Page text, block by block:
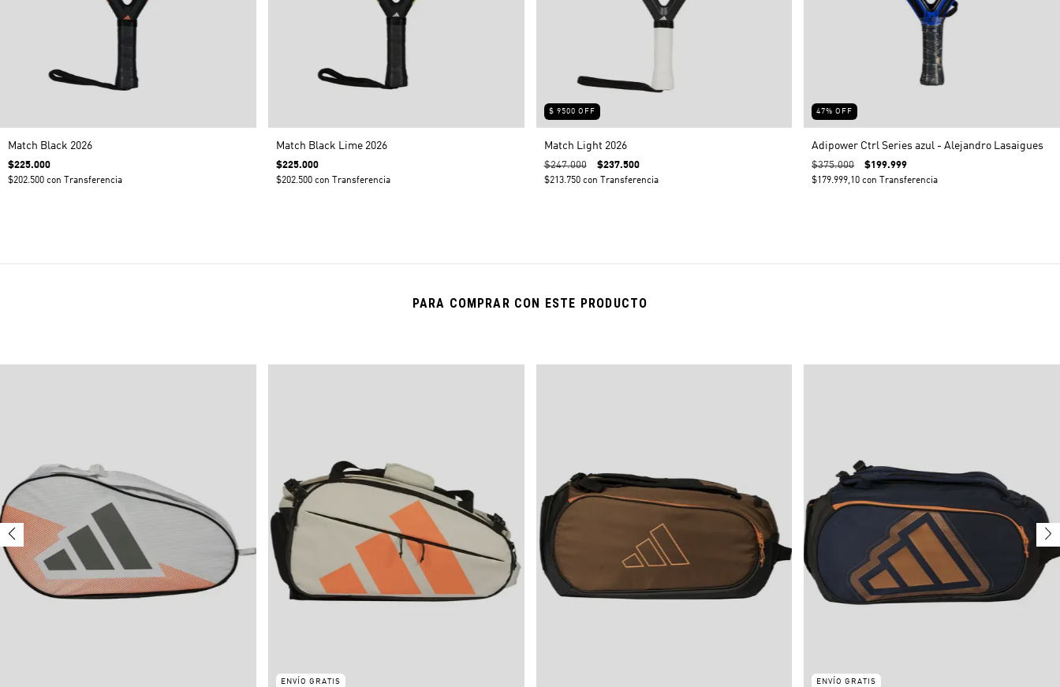
Match Black 2026
$225.000
$202.500 con Transferencia
Match Black Lime 2026
$225.000
$202.500 con Transferencia
$ 9500 OFF
Match Light 2026
$247.000 $237.500
$213.750 con Transferencia
47%OFF
Adipower Ctrl Series azul - Alejandro Lasaigues
$375.000 $199.999
$179.999,10con Transferencia
PARA COMPRAR CON ESTE PRODUCTO
ENVÍO GRATIS ENVÍO GRATIS